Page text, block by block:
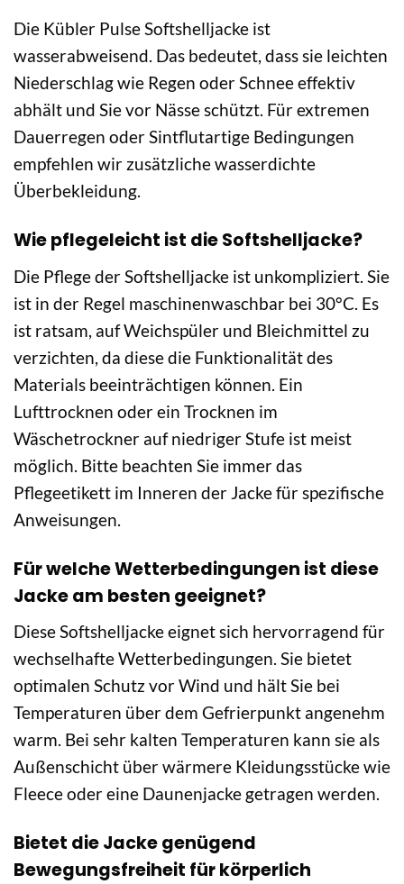
Die Kübler Pulse Softshelljacke ist
wasserabweisend. Das bedeutet, dass sie leichten
Niederschlag wie Regen oder Schnee effektiv
abhält und Sie vor Nässe schützt. Für extremen
Dauerregen oder Sintflutartige Bedingungen
empfehlen wir zusätzliche wasserdichte
Überbekleidung.
Wie pflegeleicht ist die Softshelljacke?
Die Pflege der Softshelljacke ist unkompliziert. Sie
ist in der Regel maschinenwaschbar bei 30°C. Es
ist ratsam, auf Weichspüler und Bleichmittel zu
verzichten, da diese die Funktionalität des
Materials beeinträchtigen können. Ein
Lufttrocknen oder ein Trocknen im
Wäschetrockner auf niedriger Stufe ist meist
möglich. Bitte beachten Sie immer das
Pflegeetikett im Inneren der Jacke für spezifische
Anweisungen.
Für welche Wetterbedingungen ist diese
Jacke am besten geeignet?
Diese Softshelljacke eignet sich hervorragend für
wechselhafte Wetterbedingungen. Sie bietet
optimalen Schutz vor Wind und hält Sie bei
Temperaturen über dem Gefrierpunkt angenehm
warm. Bei sehr kalten Temperaturen kann sie als
Außenschicht über wärmere Kleidungsstücke wie
Fleece oder eine Daunenjacke getragen werden.
Bietet die Jacke genügend
Bewegungsfreiheit für körperlich